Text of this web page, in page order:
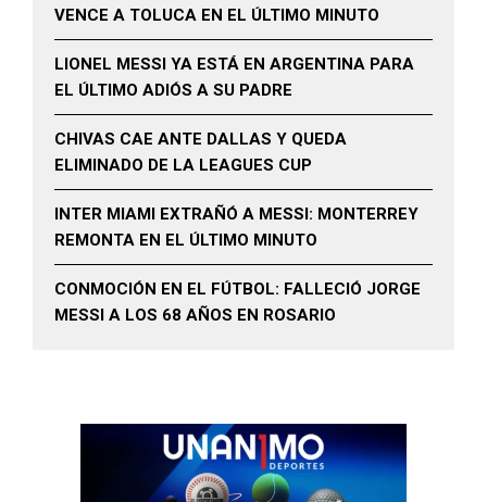
VENCE A TOLUCA EN EL ÚLTIMO MINUTO
LIONEL MESSI YA ESTÁ EN ARGENTINA PARA
EL ÚLTIMO ADIÓS A SU PADRE
CHIVAS CAE ANTE DALLAS Y QUEDA
ELIMINADO DE LA LEAGUES CUP
INTER MIAMI EXTRAÑÓ A MESSI: MONTERREY
REMONTA EN EL ÚLTIMO MINUTO
CONMOCIÓN EN EL FÚTBOL: FALLECIÓ JORGE
MESSI A LOS 68 AÑOS EN ROSARIO